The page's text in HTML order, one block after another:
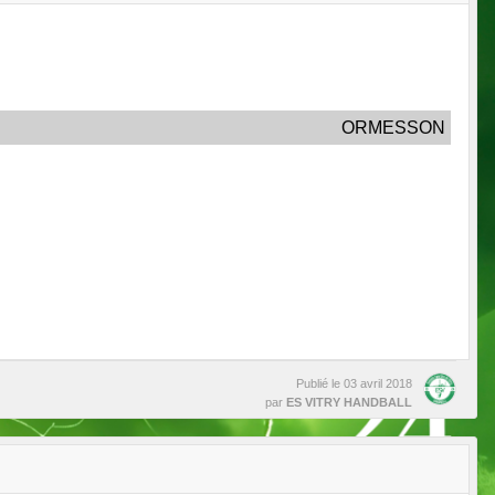
ORMESSON
Publié le 03 avril 2018
par ES VITRY HANDBALL